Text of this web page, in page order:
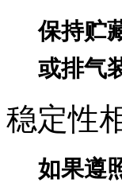
保持贮
或排气
稳定性
如果遵